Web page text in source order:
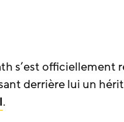
s’est officiellement
derrière lui un
.